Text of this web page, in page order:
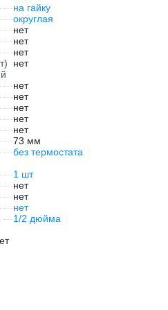
на гайку
округлая
нет
нет
нет
нет
нет
нет
нет
нет
нет
73 мм
без термостата
1 шт
нет
нет
нет
1/2 дюйма